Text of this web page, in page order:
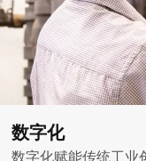
数字化
数字化赋能传统工业